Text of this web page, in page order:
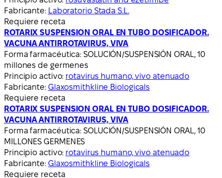
Fabricante: Laboratorio Stada S.L.
Requiere receta
ROTARIX SUSPENSION ORAL EN TUBO DOSIFICADOR.
VACUNA ANTIRROTAVIRUS, VIVA
Forma farmacéutica: SOLUCIÓN/SUSPENSIÓN ORAL, 10
millones de germenes
Principio activo: rotavirus humano, vivo atenuado
Fabricante: Glaxosmithkline Biologicals
Requiere receta
ROTARIX SUSPENSION ORAL EN TUBO DOSIFICADOR.
VACUNA ANTIRROTAVIRUS, VIVA
Forma farmacéutica: SOLUCIÓN/SUSPENSIÓN ORAL, 10
MILLONES GERMENES
Principio activo: rotavirus humano, vivo atenuado
Fabricante: Glaxosmithkline Biologicals
Requiere receta